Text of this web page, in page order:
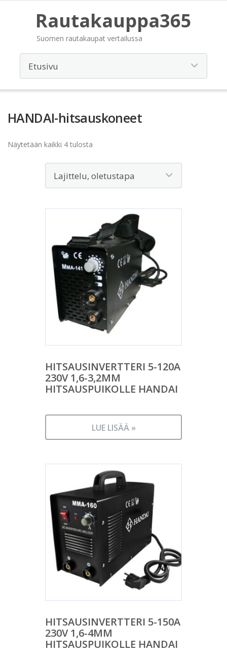
Rautakauppa365
Suomen rautakaupat vertailussa
HANDAI-hitsauskoneet
Näytetään kaikki 4 tulosta
HITSAUSINVERTTERI 5-120A
230V 1,6-3,2MM
HITSAUSPUIKOLLE HANDAI
LUE LISÄÄ »
HITSAUSINVERTTERI 5-150A
230V 1,6-4MM
HITSAUSPUIKOLLE HANDAI